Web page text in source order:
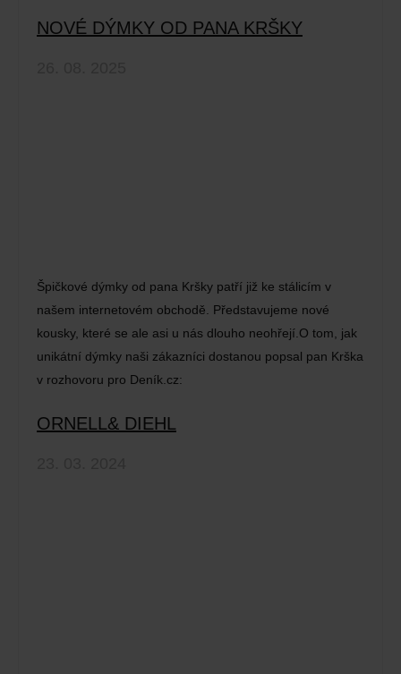
NOVÉ DÝMKY OD PANA KRŠKY
Špičkové dýmky od pana Kršky patří již ke stálicím v
našem internetovém obchodě. Představujeme nové
kousky, které se ale asi u nás dlouho neohřejí.O tom, jak
unikátní dýmky naši zákazníci dostanou popsal pan Krška
v rozhovoru pro Deník.cz:
ORNELL& DIEHL